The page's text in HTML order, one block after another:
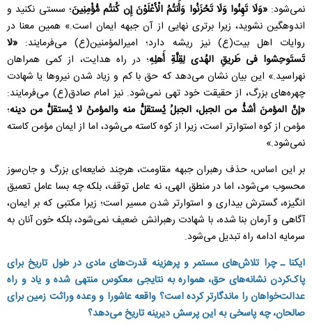
نمی‌شود:«وَلَا تَهِنُوا وَلَا تَحْزَنُوا وَأَنتُمُ الْأَعْلَوْنَ إِن كُنتُم مُّؤْمِنِینَ؛ سستی نکنید و
اندوهگین نشوید، زیرا برتری نهایی از آن جبهه ایمان است.» همین معنا در
روایات اهل‌ بیت(ع) نیز ریشه‌ دارد؛ امیرالمؤمنین(ع) می‌فرمایند: «لا
تَستَوحِشوا فی طَریقِ الهُدى لِقِلَّةِ أَهلِهِ؛ در راه هدایت، از کمی همراهان
نهراسید.» این بیان نشان می‌دهد که حق با کم و زیاد شدن نیروها یا شهادت
چهره‌های بزرگ، از حقیقت خود تهی نمی‌شود. نیز امام صادق(ع) می‌فرمایند:
«إنَّ المؤمنَ أشدُّ من الجبل، الجبلُ یُستقلُّ منه والمؤمنُ لا یُستقلُّ من دینه؛
مؤمن از کوه استوارتر است، زیرا از کوه کاسته می‌شود، اما از ایمان مؤمن کاسته
نمی‌شود.»
بر این اساس، حذف رهبران جبهه مقاومت، هرچند ضایعه‌ای بزرگ و جان‌سوز
محسوب می‌شود، اما در منطق الهی، نه عامل توقف، بلکه چه بسا عامل تعمیق
انگیزه، گسترش بیداری و استوارتر شدن مسیر است؛ زیرا مکتبی که بر ایمان،
آگاهی و آرمان بنا شده، با شهادت رهبرانش ضعیف نمی‌شود، بلکه خون آنان به
سرمایه ادامه راه تبدیل می‌شود.
ایکنا ـ چرا تلاش‌های مستمر و پرهزینه قدرت‌های مادی در طول تاریخ برای
پاک‌کردن نشانه‌های حق، همواره به نتایجی معکوس منتهی شده و یاد و راه
عدالت‌خواهان را ماندگارتر کرده است؟ واقعه عاشورا و وعده وراثت زمین برای
صالحان، چه پاسخی به این پرسش دیرینه تاریخ می‌دهد؟